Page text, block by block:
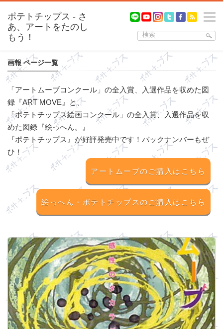
画報 ページ一覧
「アートムーブコンクール」の全入賞、入選作品を収めた図
録『ART MOVE』と、
「ポテトチップス絵画コンクール」の全入賞、入選作品を収
めた図録『絵っへん。』
『ポテトチップス』が好評発売中です！バックナンバーもぜ
ひ！
アートムーブの ご購入はこちら
絵っへん・ポテトチップスの ご購入はこちら